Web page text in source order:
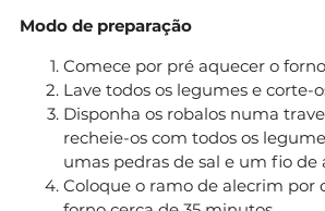
Modo de preparação
Comece por pré aquecer o forno
Lave todos os legumes e corte-
Disponha os robalos numa
recheie-os com todos os
umas pedras de sal e um fio de
Coloque o ramo de alecrim por